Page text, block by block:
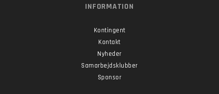
INFORMATION
Kontingent
Kontakt
Nyheder
Samarbejdsklubber
Sponsor